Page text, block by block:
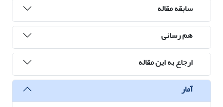
سابقه مقاله
هم رسانی
ارجاع به این مقاله
آمار